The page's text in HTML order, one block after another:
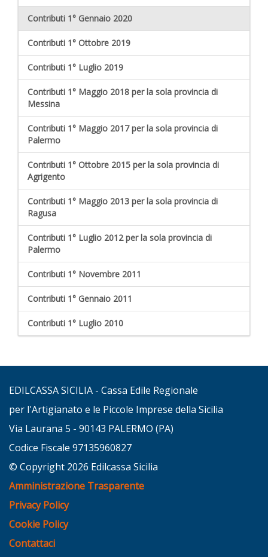
Contributi 1° Gennaio 2020
Contributi 1° Ottobre 2019
Contributi 1° Luglio 2019
Contributi 1° Maggio 2018 per la sola provincia di
Messina
Contributi 1° Maggio 2017 per la sola provincia di
Palermo
Contributi 1° Ottobre 2015 per la sola provincia di
Agrigento
Contributi 1° Maggio 2013 per la sola provincia di
Ragusa
Contributi 1° Luglio 2012 per la sola provincia di
Palermo
Contributi 1° Novembre 2011
Contributi 1° Gennaio 2011
Contributi 1° Luglio 2010
EDILCASSA SICILIA - Cassa Edile Regionale
per l'Artigianato e le Piccole Imprese della Sicilia
Via Laurana 5 - 90143 PALERMO (PA)
Codice Fiscale 97135960827
© Copyright 2026 Edilcassa Sicilia
Amministrazione Trasparente
Privacy Policy
Cookie Policy
Contattaci